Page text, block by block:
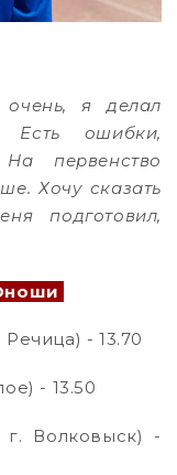
я делал
Есть ошибки,
первенство
Хочу сказать
подготовил,
- 13.70
- 13.50
Волковыск) -